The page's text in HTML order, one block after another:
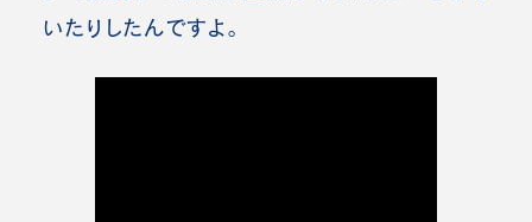
いたりしたんですよ。